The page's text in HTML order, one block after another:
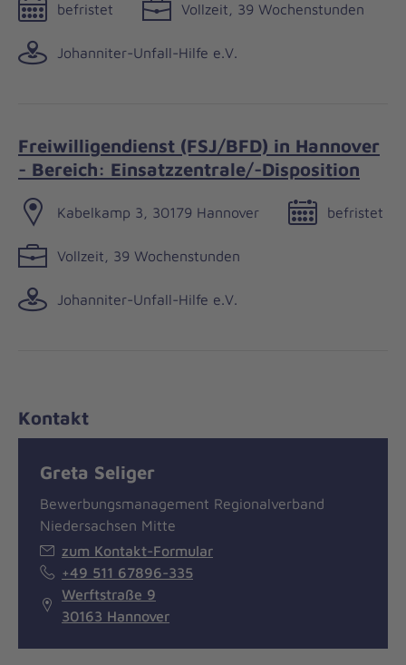
befristet Vollzeit, 39 Wochenstunden
Johanniter-Unfall-Hilfe e.V.
Freiwilligendienst (FSJ/BFD) in Hannover
- Bereich: Einsatzzentrale/-Disposition
Kabelkamp 3, 30179 Hannover befristet
Vollzeit, 39 Wochenstunden
Johanniter-Unfall-Hilfe e.V.
Kontakt
Greta Seliger
Bewerbungsmanagement Regionalverband
Niedersachsen Mitte
zum Kontakt-Formular
+49 511 67896-335
Werftstraße 9
30163 Hannover